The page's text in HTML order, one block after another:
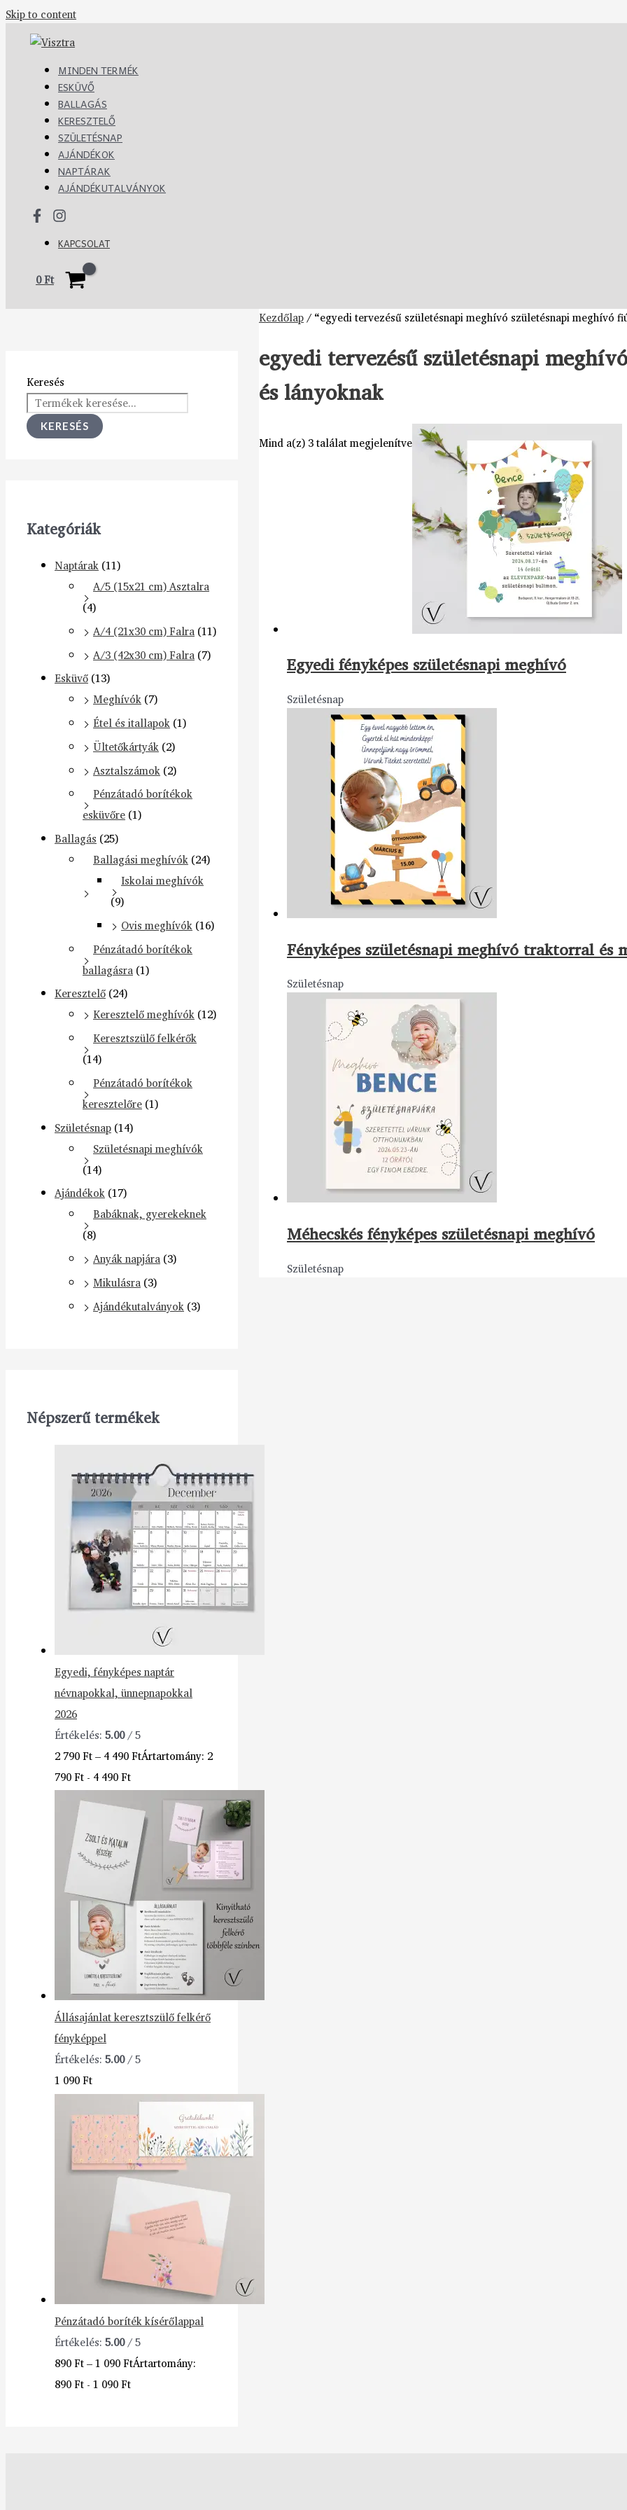
Skip to content
MINDEN TERMÉK
ESKÜVŐ
BALLAGÁS
KERESZTELŐ
SZÜLETÉSNAP
AJÁNDÉKOK
NAPTÁRAK
AJÁNDÉKUTALVÁNYOK
KAPCSOLAT
0Ft
Keresés
KERESÉS
Kategóriák
Naptárak (11)
A/5 (15x21 cm) Asztalra
(4)
A/4 (21x30 cm) Falra (11)
A/3 (42x30 cm) Falra (7)
Esküvő (13)
Meghívók (7)
Étel és itallapok (1)
Ültetőkártyák (2)
Asztalszámok (2)
Pénzátadó borítékok
esküvőre (1)
Ballagás (25)
Ballagási meghívók (24)
Iskolai meghívók
(9)
Ovis meghívók (16)
Pénzátadó borítékok
ballagásra (1)
Keresztelő (24)
Keresztelő meghívók (12)
Keresztszülő felkérők
(14)
Pénzátadó borítékok
keresztelőre (1)
Születésnap (14)
Születésnapi meghívók
(14)
Ajándékok (17)
Babáknak, gyerekeknek
(8)
Anyák napjára (3)
Mikulásra (3)
Ajándékutalványok (3)
Népszerű termékek
Egyedi, fényképes naptár
névnapokkal, ünnepnapokkal
2026
Értékelés: 5.00/ 5
2 790Ft– 4 490FtÁrtartomány: 2
790 Ft - 4 490 Ft
Állásajánlat keresztszülő felkérő
fényképpel
Értékelés: 5.00/ 5
1 090Ft
Pénzátadó boríték kísérőlappal
Értékelés: 5.00/ 5
890Ft–1 090FtÁrtartomány:
890 Ft - 1 090 Ft
Kezdőlap/ “egyedi tervezésű születésnapi meghívó születésnapi meghívó
egyedi tervezésű születésnapi
és lányoknak
Mind a(z) 3 találat megjelenítve
Egyedi fényképes születésnapi meghívó
Születésnap
Fényképes születésnapi meghívó traktorral és
Születésnap
Méhecskés fényképes születésnapi meghívó
Születésnap